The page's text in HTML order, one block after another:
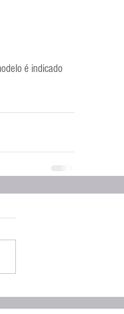
é indicado